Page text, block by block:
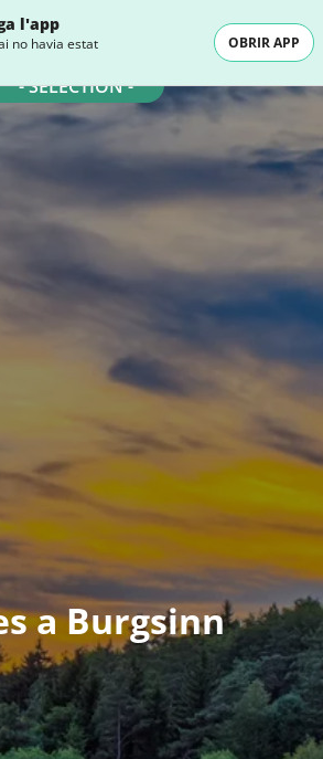
l'app
no havia estat
OBRIR APP
- SELECTION -
a Burgsinn